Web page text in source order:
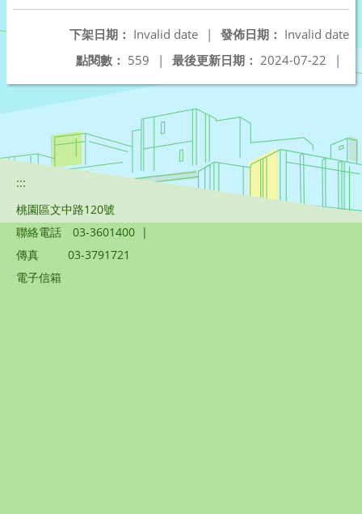
發佈日期： Invalid date
下架日期： Invalid date
|
最後更新日期： 2024-07-22 |
點閱數： 559 |
:::
桃園區文中路120號
聯絡電話
03-3601400 |
傳真
03-3791721
電子信箱